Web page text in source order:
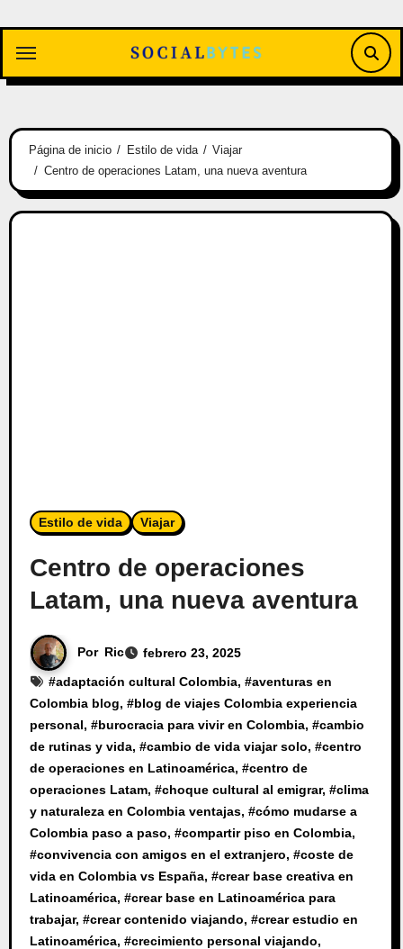
contenido
Página de inicio Estilo de vida
Viajar
Centro de operaciones Latam, una nueva aventura
Estilo de vida Viajar
Centro de operaciones
Latam, una nueva aventura
Por Ric
febrero 23, 2025
#adaptación cultural Colombia, #aventuras en
Colombia blog, #blog de viajes Colombia experiencia
personal, #burocracia para vivir en Colombia, #cambio
de rutinas y vida, #cambio de vida viajar solo, #centro
de operaciones en Latinoamérica, #centro de
operaciones Latam, #choque cultural al emigrar, #clima
y naturaleza en Colombia ventajas, #cómo mudarse a
Colombia paso a paso, #compartir piso en Colombia,
#convivencia con amigos en el extranjero, #coste de
vida en Colombia vs España, #crear base creativa en
Latinoamérica, #crear base en Latinoamérica para
trabajar, #crear contenido viajando, #crear estudio en
Latinoamérica, #crecimiento personal viajando,